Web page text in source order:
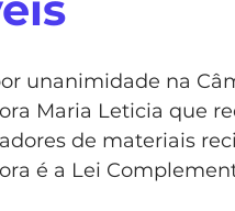
unanimidade na
Maria Leticia que
de materiais
é a Lei